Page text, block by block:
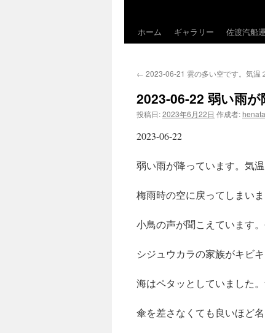
ホーム ギャラリー 佐渡汽船
← 2023-06-21 雲の多い空です。気温
2023-06-22 弱い雨
投稿日:2023年6月22日 作成者:
2023-06-22
弱い雨が降っています。気
梅雨時の空に戻ってしまいま
小鳥の声が聞こえています。
シジュウカラの家族がキビ
海はペタッとしていました。
傘を差さなくても良いほど